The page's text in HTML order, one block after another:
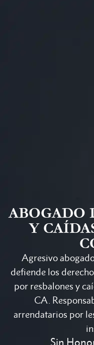
ABOGADO
Y
Agresivo
defiende los
por resbalones y
CA.
arrendatarios por
Sin